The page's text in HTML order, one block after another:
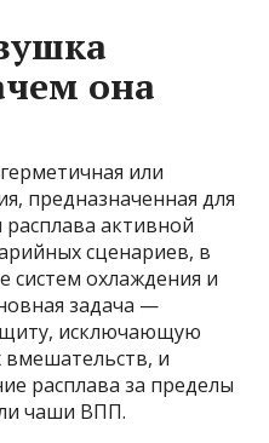
она
или
предназначенная для
активной
сценариев, в
систем охлаждения и
задача —
исключающую
и
расплава за пределы
чаши ВПП.